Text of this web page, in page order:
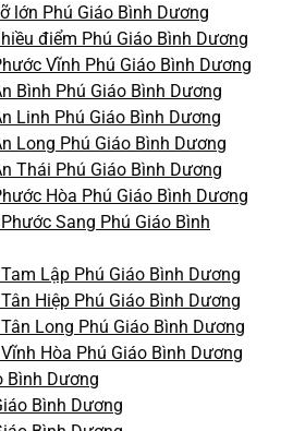
lớn Phú Giáo Bình Dương
điểm Phú Giáo Bình Dương
Vĩnh Phú Giáo Bình Dương
Bình Phú Giáo Bình Dương
Linh Phú Giáo Bình Dương
Long Phú Giáo Bình Dương
Thái Phú Giáo Bình Dương
Hòa Phú Giáo Bình Dương
Sang Phú Giáo Bình
Lập Phú Giáo Bình Dương
Hiệp Phú Giáo Bình Dương
Long Phú Giáo Bình Dương
Hòa Phú Giáo Bình Dương
Bình Dương
Bình Dương